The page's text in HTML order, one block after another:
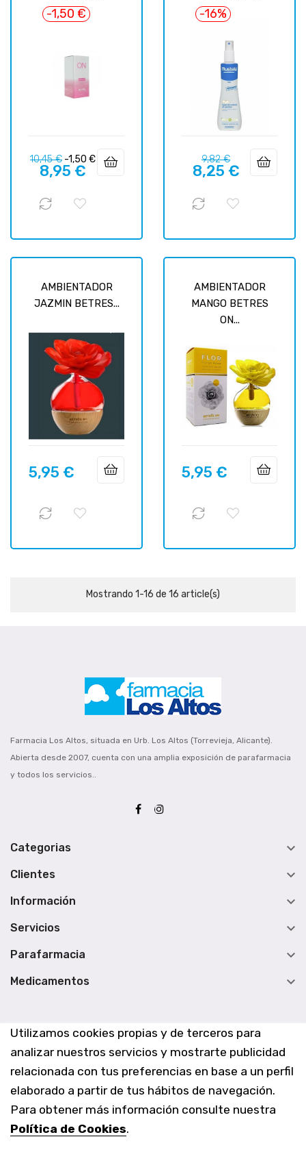
Utilizamos cookies propias y de terceros para
analizar nuestros servicios y mostrarte publicidad
relacionada con tus preferencias en base a un perfil
elaborado a partir de tus hábitos de navegación.
Para obtener más información consulte nuestra
Política de Cookies.
-1,50 €
Precio
regular
10,45 € -1,50 €Precio
8,95 €
-16%
Precio
regular
9,82 €Precio
8,25 €
AMBIENTADOR
JAZMIN BETRES...
Precio
5,95 €
AMBIENTADOR
MANGO BETRES
ON...
Precio
5,95 €
Mostrando 1-16 de 16 article(s)
Farmacia Los Altos, situada en Urb. Los Altos (Torrevieja, Alicante).
Abierta desde 2007, cuenta con una amplia exposición de parafarmacia
y todos los servicios..
Categorias 
Clientes 
Información 
Servicios 
Parafarmacia 
Medicamentos 